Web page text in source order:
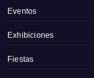
Eventos
Exhibiciones
Fiestas